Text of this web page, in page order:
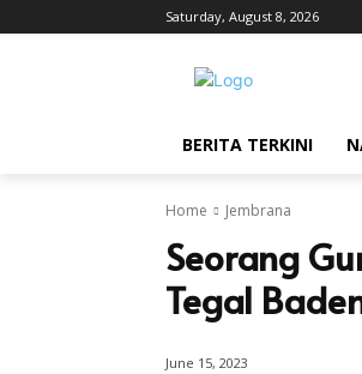
Saturday, August 8, 2026
BERITA TERKINI
Home Jembrana
Seorang
Tegal
June 15, 2023